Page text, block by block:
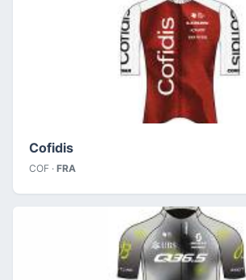
Cofidis
COF · FRA